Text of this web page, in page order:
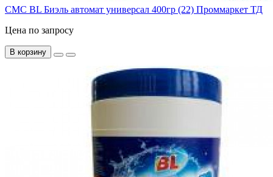
СМС BL Биэль автомат универсал 400гр (22) Проммаркет ТД
Цена по запросу
В корзину